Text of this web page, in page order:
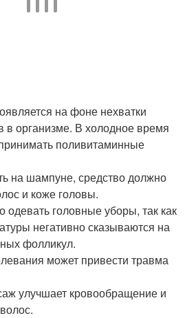
на фоне нехватки
в организме. В холодное время
поливитаминные
на шампуне, средство должно
и коже головы.
головные уборы, так как
негативно сказываются на
фолликул.
может привести травма
улучшает кровообращение и